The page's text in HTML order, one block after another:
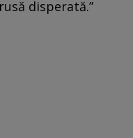
disperată.”